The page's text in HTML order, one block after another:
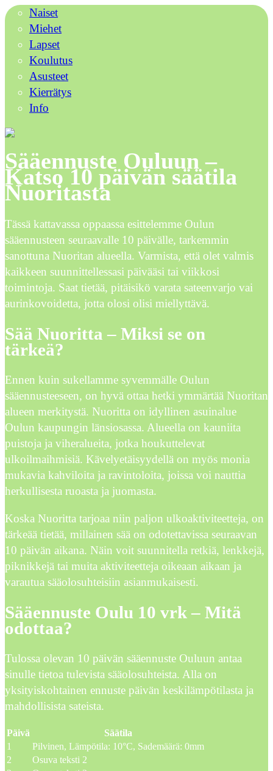
Naiset
Miehet
Lapset
Koulutus
Asusteet
Kierrätys
Info
Sääennuste Ouluun –
Katso 10 päivän säätila
Nuoritasta
Tässä kattavassa oppaassa esittelemme Oulun
sääennusteen seuraavalle 10 päivälle, tarkemmin
sanottuna Nuoritan alueella. Varmista, että olet valmis
kaikkeen suunnittellessasi päivääsi tai viikkosi
toimintoja. Saat tietää, pitäisikö varata sateenvarjo vai
aurinkovoidetta, jotta olosi olisi miellyttävä.
Sää Nuoritta – Miksi se on
tärkeä?
Ennen kuin sukellamme syvemmälle Oulun
sääennusteeseen, on hyvä ottaa hetki ymmärtää Nuoritan
alueen merkitystä. Nuoritta on idyllinen asuinalue
Oulun kaupungin länsiosassa. Alueella on kauniita
puistoja ja viheralueita, jotka houkuttelevat
ulkoilmaihmisiä. Kävelyetäisyydellä on myös monia
mukavia kahviloita ja ravintoloita, joissa voi nauttia
herkullisesta ruoasta ja juomasta.
Koska Nuoritta tarjoaa niin paljon ulkoaktiviteetteja, on
tärkeää tietää, millainen sää on odotettavissa seuraavan
10 päivän aikana. Näin voit suunnitella retkiä, lenkkejä,
piknikkejä tai muita aktiviteetteja oikeaan aikaan ja
varautua sääolosuhteisiin asianmukaisesti.
Sääennuste Oulu 10 vrk – Mitä
odottaa?
Tulossa olevan 10 päivän sääennuste Ouluun antaa
sinulle tietoa tulevista sääolosuhteista. Alla on
yksityiskohtainen ennuste päivän keskilämpötilasta ja
mahdollisista sateista.
Päivä
Säätila
1
Pilvinen, Lämpötila: 10°C, Sademäärä: 0mm
2
Osuva teksti 2